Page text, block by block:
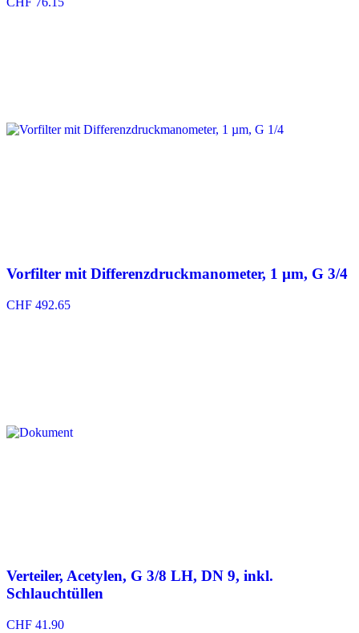
Vorfilter mit Differenzdruckmanometer, 1 µm, G 3/4
CHF 492.65
Verteiler, Acetylen, G 3/8 LH, DN 9, inkl.
Schlauchtüllen
CHF 41.90